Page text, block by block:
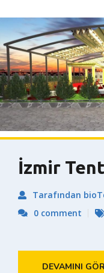
İzmir
Tarafından
0 comment
DEVAMINI GÖR